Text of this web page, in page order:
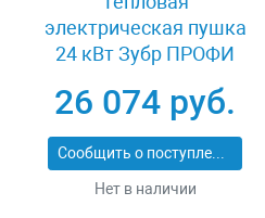
электрическая пушка
24 кВт Зубр ПРОФИ
26 074 руб.
Сообщить о поступлении
Нет в наличии